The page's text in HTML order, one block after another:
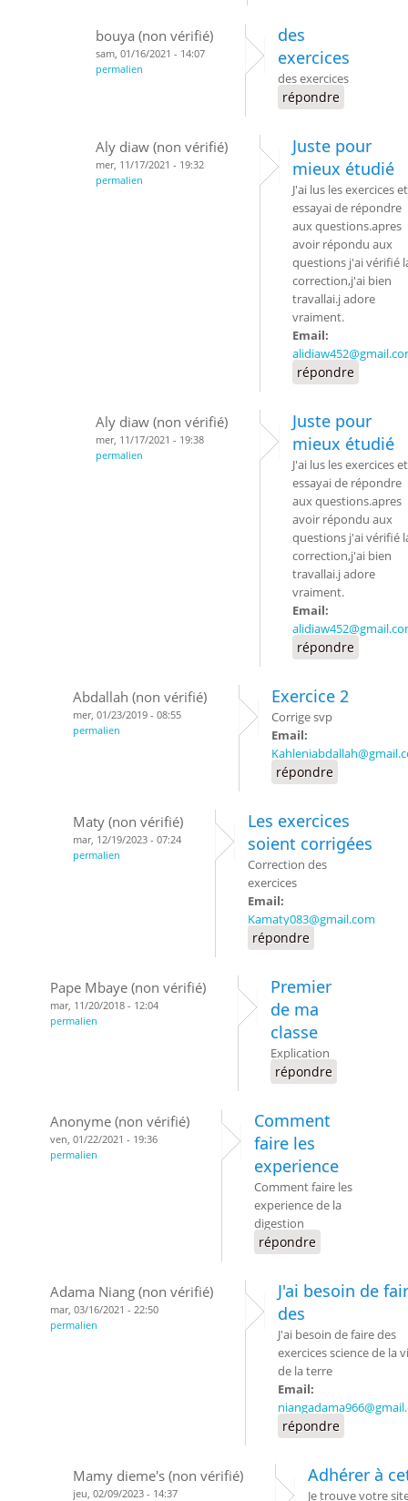
bouya (non vérifié)
sam, 01/16/2021 - 14:07
permalien
des
exercices
des exercices
répondre
Aly diaw (non vérifié)
mer, 11/17/2021 - 19:32
permalien
Juste pour
mieux étudié
J'ai lus les exercices et
essayai de répondre
aux questions.apres
avoir répondu aux
questions j'ai vérifié
correction,j'ai bien
travallai.j adore
vraiment.
Email:
répondre
Aly diaw (non vérifié)
mer, 11/17/2021 - 19:38
permalien
Juste pour
mieux étudié
J'ai lus les exercices et
essayai de répondre
aux questions.apres
avoir répondu aux
questions j'ai vérifié
correction,j'ai bien
travallai.j adore
vraiment.
Email:
répondre
Abdallah (non vérifié)
mer, 01/23/2019 - 08:55
permalien
Exercice 2
Corrige svp
Email:
répondre
Maty (non vérifié)
mar, 12/19/2023 - 07:24
permalien
Les exercices
soient corrigées
Correction des
exercices
Email:
Kamaty083@gmail.com
répondre
Pape Mbaye (non vérifié)
mar, 11/20/2018 - 12:04
permalien
Premier
de ma
classe
Explication
répondre
Anonyme (non vérifié)
ven, 01/22/2021 - 19:36
permalien
Comment
faire les
experience
Comment faire les
experience de la
digestion
répondre
Adama Niang (non vérifié)
mar, 03/16/2021 - 22:50
permalien
J'ai besoin de
des
J'ai besoin de faire des
exercices science de la
de la terre
Email:
répondre
Mamy dieme's (non vérifié)
jeu, 02/09/2023 - 14:37
Adhérer à
Je trouve votre